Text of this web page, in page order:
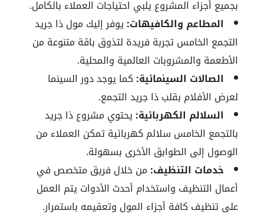
بجميع أجزاء المشروع يلبي احتياجات العملاء بالكامل.
المطاعم والكافيهات:يوفر إليك مول ذا جريد
التجمع الخامس تجربة فريدة لتذوق باقة متنوعة من
الأطعمة والمشروبات العالمية والمحلية.
الصالات السينمائية: كما يوجد دور السينما
لعرض الأفلام بقلب ذا جريد التجمع.
السلالم الكهربائية:يحتوي مشروع ذا جريد
بالتجمع الخامس سلالم كهربائية تمكن العملاء من
الوصول إلى الطوابق الأخرى بسهولة.
خدمات التنظيف: من خلال فريق متخصص في
أعمال التنظيف واستخدام أحدث الأدوات يتم العمل
على تنظيف كافة أجزاء المول وتعقيمه باستمرار.